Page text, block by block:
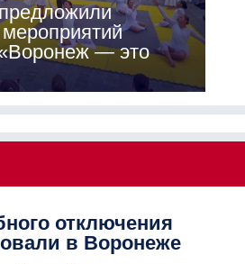
— это
отключения
в Воронеже